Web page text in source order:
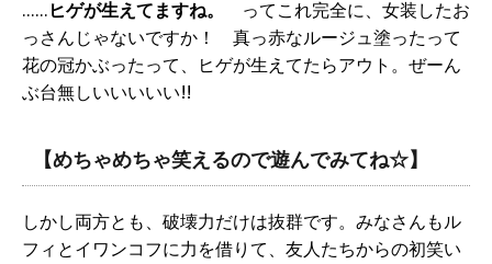
…… ヒゲが生えてますね。
ってこれ完全に、女装したお
っさんじゃないですか！ 真っ赤なルージュ塗ったって
花の冠かぶったって、ヒゲが生えてたらアウト。ぜーん
ぶ台無しいいいいい!!
【めちゃめちゃ笑えるので遊んでみてね☆】
しかし両方とも、破壊力だけは抜群です。みなさんもル
フィとイワンコフに力を借りて、友人たちからの初笑い